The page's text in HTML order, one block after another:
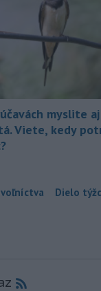
myslite
Viete, kedy
Dielo